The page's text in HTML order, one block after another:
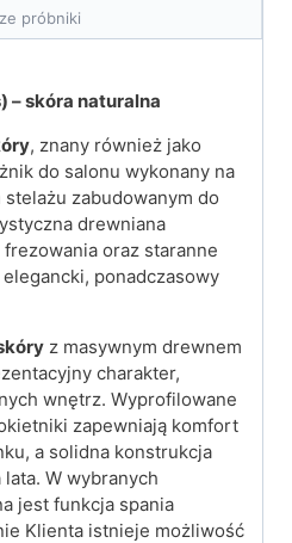
próbniki
– skóra naturalna
, znany również jako
do salonu wykonany na
zabudowanym do
drewniana
oraz staranne
ponadczasowy
z masywnym drewnem
charakter,
wnętrz. Wyprofilowane
zapewniają komfort
a solidna konstrukcja
W wybranych
jest funkcja spania
Klienta istnieje możliwość